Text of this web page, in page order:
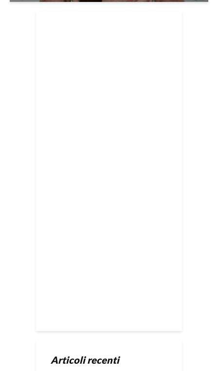
Articoli recenti